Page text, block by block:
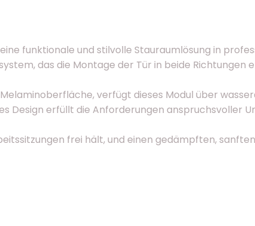
funktionale und stilvolle Stauraumlösung in
das die Montage der Tür in beide Richtungen
verfügt dieses Modul über
Design erfüllt die Anforderungen anspruchsvoller
frei hält, und einen gedämpften,